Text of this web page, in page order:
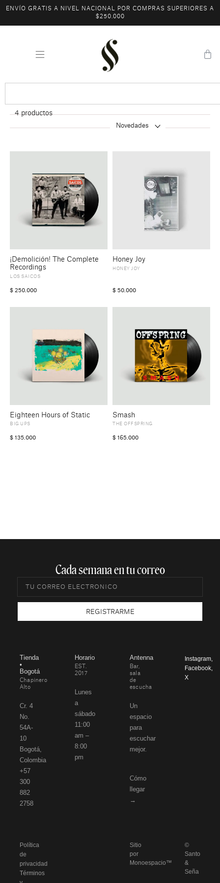
ENVÍO GRATIS A NIVEL NACIONAL POR COMPRAS SUPERIORES A
$250.000
4 productos
Novedades
¡Demolición! The Complete
Recordings
LOS SAICOS
$ 250.000
Honey Joy
HONEY JOY
$ 50.000
Eighteen Hours of Static
BIG UPS
$ 135.000
Smash
THE OFFSPRING
$ 165.000
Cada semana en tu correo​
REGISTRARME
Tienda
•
Bogotá
Chapinero
Alto
Cr. 4
No.
54A-
10
Bogotá,
Colombia
+57
300
882
2758
Horario
EST.
2017
Lunes
a
sábado
11:00
am –
8:00
pm
Antenna
Bar,
sala
de
escucha
Un
espacio
para
escuchar
mejor.
Cómo
llegar
→
Instagram,
Facebook,
X
Política
de
privacidad
Términos
Sitio
por
Monoespacio™
©
Santo
&
Seña